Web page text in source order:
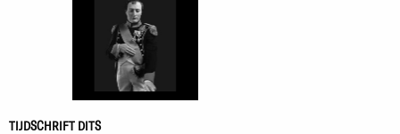
TIJDSCHRIFT DITS